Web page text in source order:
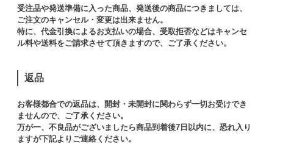
受注品や発送準備に入った商品、発送後の商品につきましては、
ご注文のキャンセル・変更は出来ません。​
特に、代金引換によるお支払いの場合、受取拒否などはキャンセ
ル料や送料をご請求させて頂きますので、ご了承ください。​
返品
お客様都合での返品は、開封・未開封に関わらず一切お受けでき
ませんので、ご了承ください。​​
万が一、不良品がございましたら商品到着後7日以内に、恐れ入り
ますが下記よりご連絡ください。